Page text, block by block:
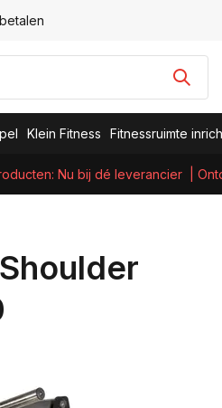
Klein Fitness Fitnessruimte
Nu bij dé leverancier |